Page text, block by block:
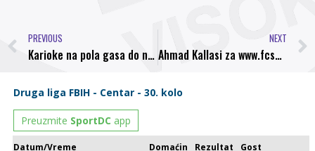
PREVIOUS
Karioke na pola gasa do nove pobjede, Stupčanica – Bosna 0:3 (0:2)
NEXT
Ahmad Kallasi za www.fcsarajevo.ba